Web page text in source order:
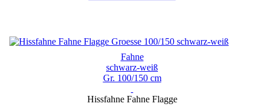
Fahne
schwarz-weiß
Gr. 100/150 cm
Hissfahne Fahne Flagge